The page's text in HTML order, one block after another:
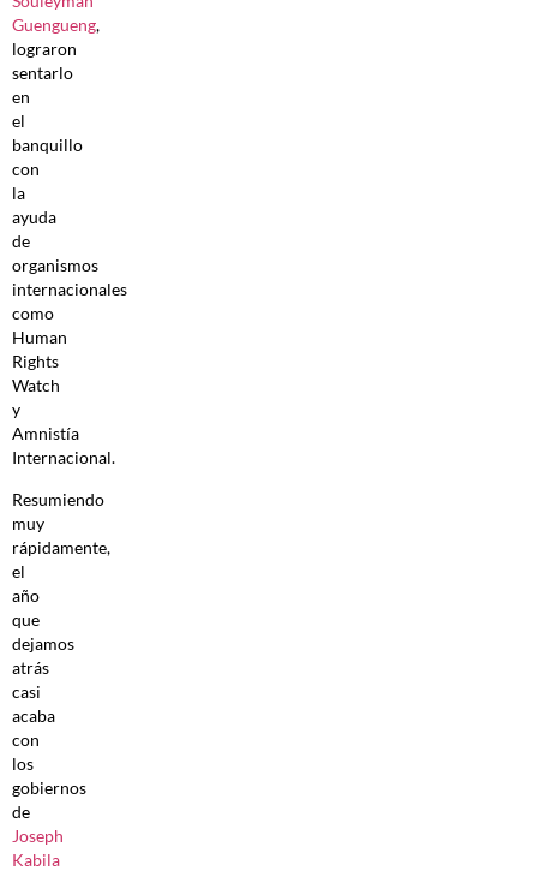
Guengueng,
lograron
sentarlo
en
el
banquillo
con
la
ayuda
de
organismos
internacionales
como
Human
Rights
Watch
y
Amnistía
Internacional.
Resumiendo
muy
rápidamente,
el
año
que
dejamos
atrás
casi
acaba
con
los
gobiernos
de
Joseph
Kabila